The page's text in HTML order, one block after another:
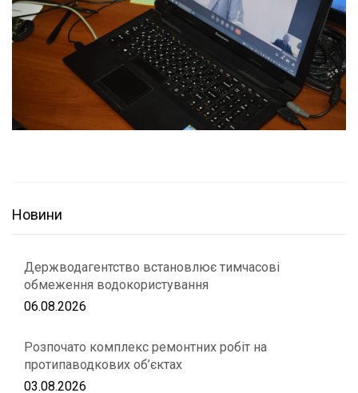
Новини
Держводагентство встановлює тимчасові
обмеження водокористування
06.08.2026
Розпочато комплекс ремонтних робіт на
протипаводкових об’єктах
03.08.2026